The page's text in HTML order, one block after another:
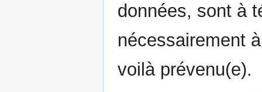
données, sont à
nécessairement
voilà prévenu(e).